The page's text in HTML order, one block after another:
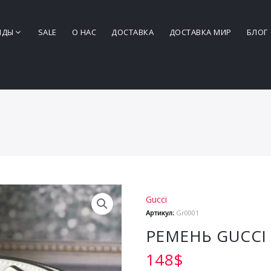
SALE О НАС ДОСТАВКА ДОСТАВКА МИР БЛОГ
Артикул: Gr0001
РЕМЕНЬ GUCCI
148$
Gucci